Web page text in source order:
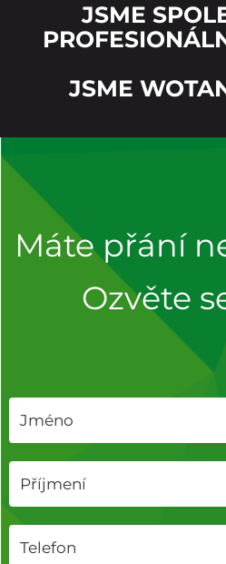
JSME
JSME
Máte přání
Ozvěte